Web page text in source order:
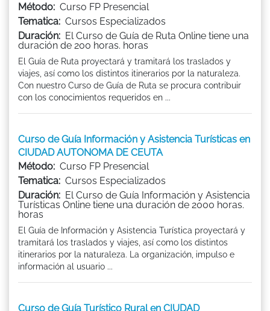
Método: Curso FP Presencial
Tematica: Cursos Especializados
Duración: El Curso de Guía de Ruta Online tiene una
duración de 200 horas. horas
El Guía de Ruta proyectará y tramitará los traslados y
viajes, así como los distintos itinerarios por la naturaleza.
Con nuestro Curso de Guía de Ruta se procura contribuir
con los conocimientos requeridos en ...
Curso de Guía Información y Asistencia Turísticas en
CIUDAD AUTONOMA DE CEUTA
Método: Curso FP Presencial
Tematica: Cursos Especializados
Duración: El Curso de Guía Información y Asistencia
Turísticas Online tiene una duración de 2000 horas.
horas
El Guía de Información y Asistencia Turística proyectará y
tramitará los traslados y viajes, así como los distintos
itinerarios por la naturaleza. La organización, impulso e
información al usuario ...
Curso de Guía Turístico Rural en CIUDAD